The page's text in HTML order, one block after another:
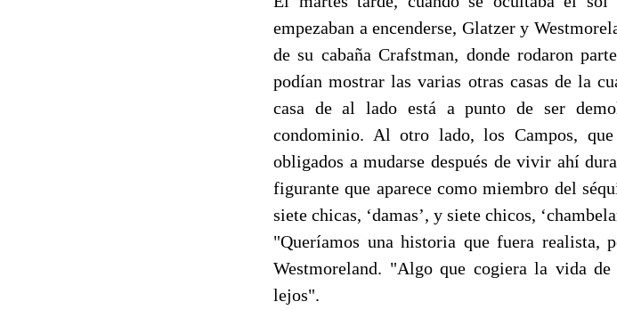
empezaban a encenderse, Glatzer y
de su cabaña Crafstman, donde rodaron
podían mostrar las varias otras casas de la
casa de al lado está a punto de ser
condominio. Al otro lado, los Campos,
obligados a mudarse después de vivir ahí
figurante que aparece como miembro del
siete chicas, ‘damas’, y siete chicos,
"Queríamos una historia que fuera
Westmoreland. "Algo que cogiera la vida
lejos".